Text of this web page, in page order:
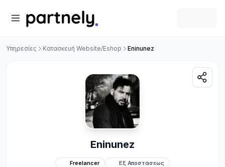
Υπηρεσίες Κατασκευή Website/Eshop Eninunez
Eninunez
Freelancer Εξ Αποστάσεως